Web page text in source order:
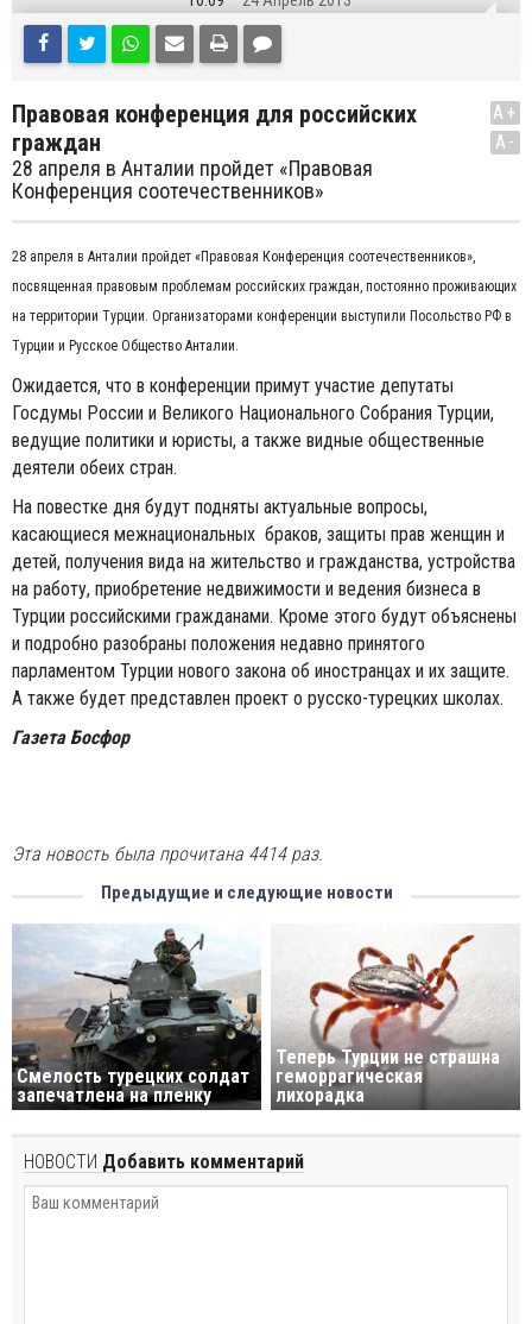
Правовая конференция для российских
граждан
28 апреля в Анталии пройдет «Правовая
Конференция соотечественников»
A+
A-
28 апреля в Анталии пройдет «Правовая Конференция соотечественников»,
посвященная правовым проблемам российских граждан, постоянно проживающих
на территории Турции. Организаторами конференции выступили Посольство РФ в
Турции и Русское Общество Анталии.
Ожидается, что в конференции примут участие депутаты
Госдумы России и Великого Национального Собрания Турции,
ведущие политики и юристы, а также видные общественные
деятели обеих стран.
На повестке дня будут подняты актуальные вопросы,
касающиеся межнациональных браков, защиты прав женщин и
детей, получения вида на жительство и гражданства, устройства
на работу, приобретение недвижимости и ведения бизнеса в
Турции российскими гражданами. Кроме этого будут объяснены
и подробно разобраны положения недавно принятого
парламентом Турции нового закона об иностранцах и их защите.
А также будет представлен проект о русско-турецких школах.
Газета Босфор
Эта новость была прочитана 4414 раз.
Предыдущие и следующие новости
Смелость турецких солдат
запечатлена на пленку
Теперь Турции не страшна
геморрагическая
лихорадка
НОВОСТИ Добавить комментарий